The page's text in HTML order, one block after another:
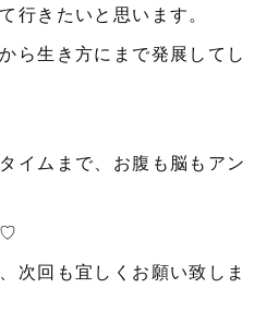
行きたいと思います。
ら生き方にまで発展してし
イムまで、お腹も脳もアン
♡
次回も宜しくお願い致しま